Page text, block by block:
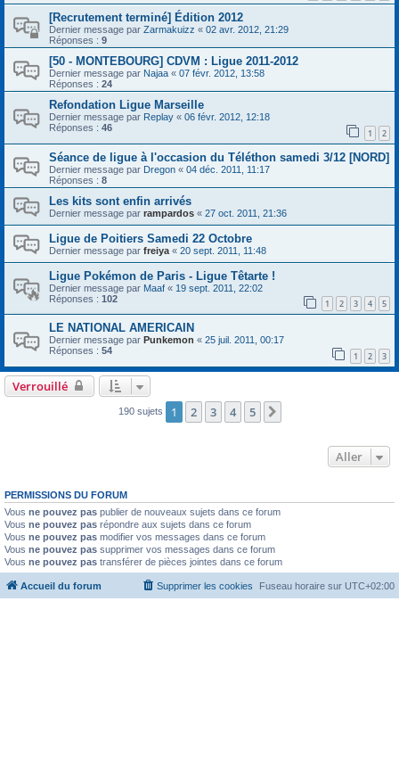
[Recrutement terminé] Édition 2012
Dernier message par Zarmakuizz « 02 avr. 2012, 21:29
Réponses : 9
[50 - MONTEBOURG] CDVM : Ligue 2011-2012
Dernier message par Najaa « 07 févr. 2012, 13:58
Réponses : 24
Refondation Ligue Marseille
Dernier message par Replay « 06 févr. 2012, 12:18
Réponses : 46 1 2
Séance de ligue à l'occasion du Téléthon samedi 3/12 [NORD]
Dernier message par Dregon « 04 déc. 2011, 11:17
Réponses : 8
Les kits sont enfin arrivés
Dernier message par rampardos « 27 oct. 2011, 21:36
Ligue de Poitiers Samedi 22 Octobre
Dernier message par freiya « 20 sept. 2011, 11:48
Ligue Pokémon de Paris - Ligue Têtarte !
Dernier message par Maaf « 19 sept. 2011, 22:02
Réponses : 102 1 2 3 4 5
LE NATIONAL AMERICAIN
Dernier message par Punkemon « 25 juil. 2011, 00:17
Réponses : 54 1 2 3
Verrouillé
190 sujets 1 2 3 4 5
Aller
PERMISSIONS DU FORUM
Vous ne pouvez pas publier de nouveaux sujets dans ce forum
Vous ne pouvez pas répondre aux sujets dans ce forum
Vous ne pouvez pas modifier vos messages dans ce forum
Vous ne pouvez pas supprimer vos messages dans ce forum
Vous ne pouvez pas transférer de pièces jointes dans ce forum
Accueil du forum Fuseau horaire sur UTC+02:00
Supprimer les cookies